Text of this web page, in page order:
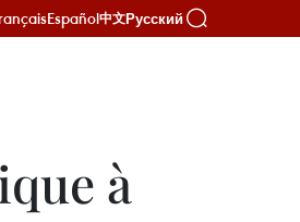
Español中文Русский
à